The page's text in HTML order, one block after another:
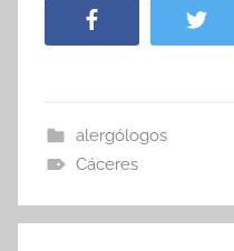
alergólogos
Cáceres